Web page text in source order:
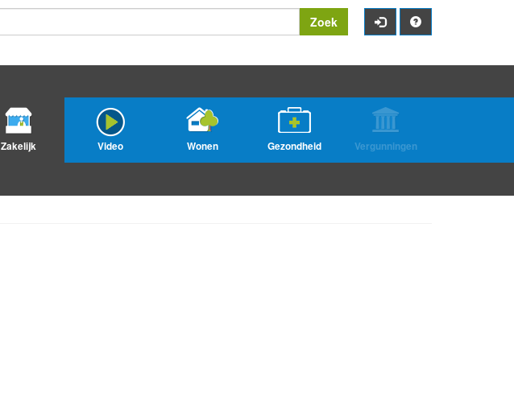
Zoek
Zakelijk Video Wonen Gezondheid Vergunningen